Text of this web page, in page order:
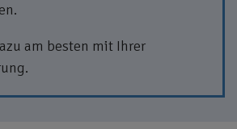
am besten mit Ihrer